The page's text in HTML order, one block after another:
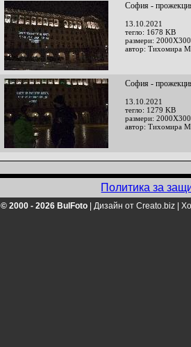
София -
13.10.2021
тегло: 1678 KB
размери:
автор: Тихомира
София -
13.10.2021
тегло: 1279 KB
размери:
автор: Тихомира
Политика за
© 2000 - 2026 BulFoto Дизайн от Creato.biz